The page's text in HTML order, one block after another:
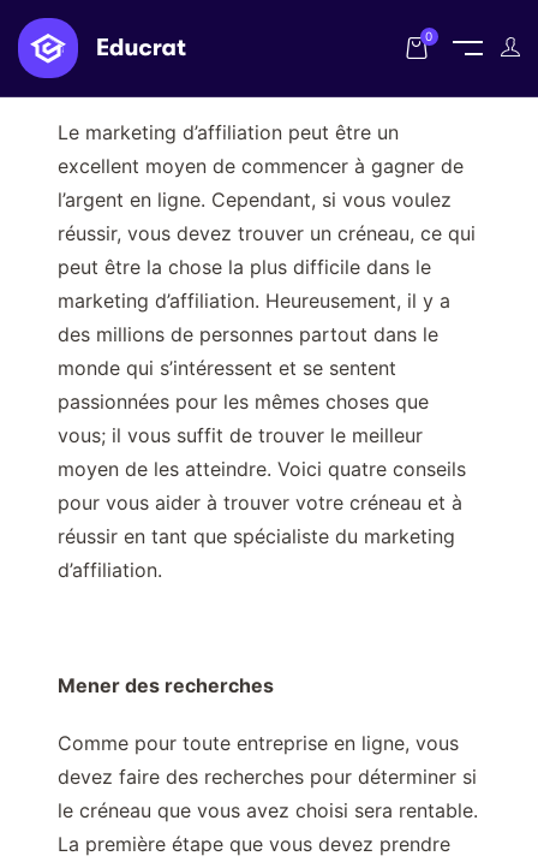
0
Le marketing d’affiliation peut être un
excellent moyen de commencer à gagner de
l’argent en ligne. Cependant, si vous voulez
réussir, vous devez trouver un créneau, ce qui
peut être la chose la plus difficile dans le
marketing d’affiliation. Heureusement, il y a
des millions de personnes partout dans le
monde qui s’intéressent et se sentent
passionnées pour les mêmes choses que
vous; il vous suffit de trouver le meilleur
moyen de les atteindre. Voici quatre conseils
pour vous aider à trouver votre créneau et à
réussir en tant que spécialiste du marketing
d’affiliation.
Mener des recherches
Comme pour toute entreprise en ligne, vous
devez faire des recherches pour déterminer si
le créneau que vous avez choisi sera rentable.
La première étape que vous devez prendre